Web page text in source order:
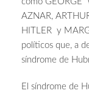
AZNAR,
HITLER y
políticos que, a
síndrome de
El síndrome de